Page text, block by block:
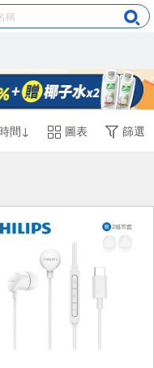
間↓ 圖表 篩選